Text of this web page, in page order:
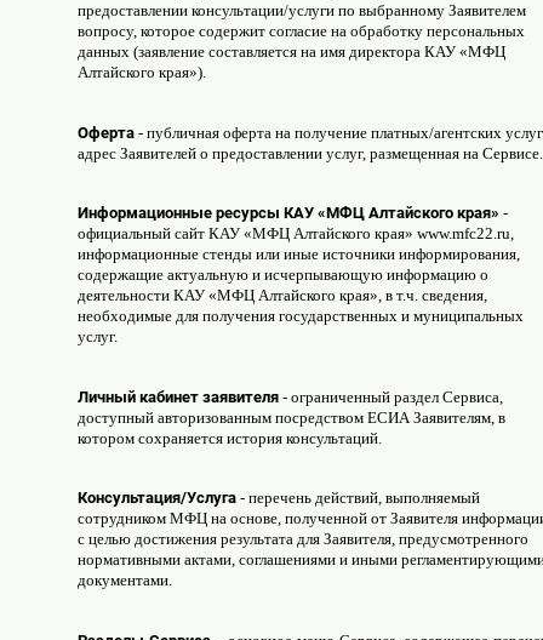
предоставлении консультации/услуги по выбранному Заявителем
вопросу, которое содержит согласие на обработку персональных
данных (заявление составляется на имя директора КАУ «МФЦ
Алтайского края»).
Оферта- публичная оферта на получение платных/агентских
адрес Заявителей о предоставлении услуг, размещенная на Сервисе.
Информационные ресурсы КАУ «МФЦ Алтайского края» -
официальный сайт КАУ «МФЦ Алтайского края» www.mfc22.ru,
информационные стенды или иные источники информирования,
содержащие актуальную и исчерпывающую информацию о
деятельности КАУ «МФЦ Алтайского края», в т.ч. сведения,
необходимые для получения государственных и муниципальных
услуг.
Личный кабинет заявителя- ограниченный раздел Сервиса,
доступный авторизованным посредством ЕСИА Заявителям, в
котором сохраняется история консультаций.
Консультация/Услуга- перечень действий, выполняемый
сотрудником МФЦ на основе, полученной от Заявителя
с целью достижения результата для Заявителя, предусмотренного
нормативными актами, соглашениями и иными
документами.